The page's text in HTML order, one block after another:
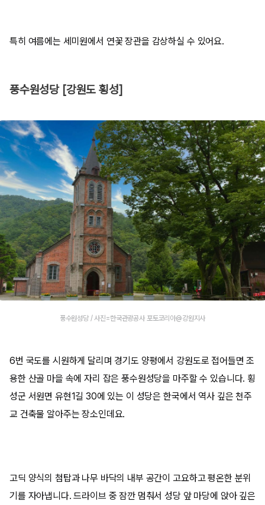
특히 여름에는 세미원에서 연꽃 장관을 감상하실 수 있어요.
풍수원성당 [강원도 횡성]
풍수원성당 / 사진=한국관광공사 포토코리아@강원지사
6번 국도를 시원하게 달리며 경기도 양평에서 강원도로 접어들면 조
용한 산골 마을 속에 자리 잡은 풍수원성당을 마주할 수 있습니다. 횡
성군 서원면 유현1길 30에 있는 이 성당은 한국에서 역사 깊은 천주
교 건축물 알아주는 장소인데요.
고딕 양식의 첨탑과 나무 바닥의 내부 공간이 고요하고 평온한 분위
기를 자아냅니다. 드라이브 중 잠깐 멈춰서 성당 앞 마당에 앉아 깊은